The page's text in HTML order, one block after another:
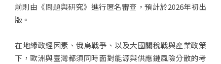
前則由《問題與研究》進行匿名審查，預計於2026年初出
版。
在地緣政經因素、俄烏戰爭、以及大國關稅戰與產業政策
下，歐洲與臺灣都須同時面對能源與供應鏈風險分散的考